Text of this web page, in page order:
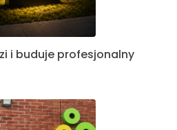
i buduje profesjonalny